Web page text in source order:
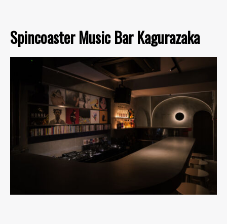
Spincoaster Music Bar Kagurazaka